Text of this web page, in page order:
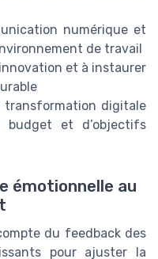
numérique et
de travail
et à instaurer
transformation digitale
et d’objectifs
émotionnelle au
du feedback des
pour ajuster la